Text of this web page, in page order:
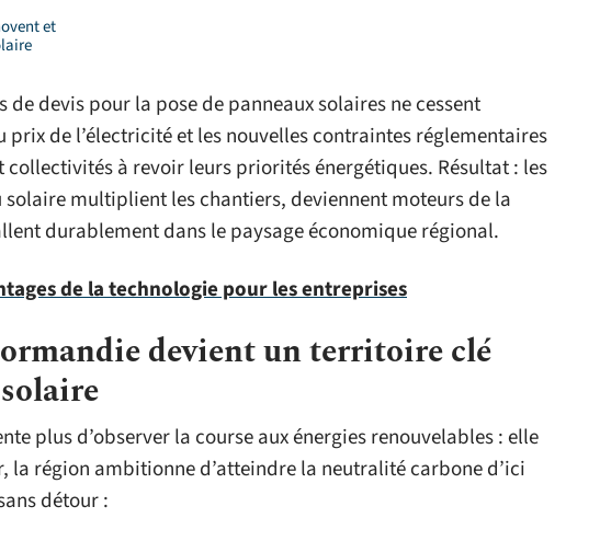
et
de devis pour la pose de panneaux solaires ne cessent
prix de l’électricité et les nouvelles contraintes réglementaires
collectivités à revoir leurs priorités énergétiques. Résultat : les
multiplient les chantiers, deviennent moteurs de la
durablement dans le paysage économique régional.
de la technologie pour les entreprises
devient un territoire clé
plus d’observer la course aux énergies renouvelables : elle
la région ambitionne d’atteindre la neutralité carbone d’ici
détour :